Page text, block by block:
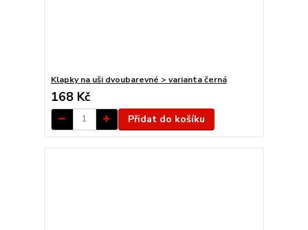
Klapky na uši dvoubarevné > varianta černá
168 Kč
Přidat do košíku